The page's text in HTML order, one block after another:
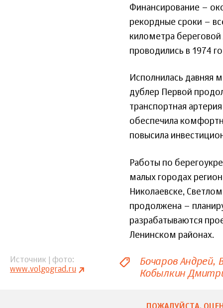
Финансирование –
рекордные сроки –
километра береговой
проводились в 1974
Исполнилась давняя
дублер Первой
транспортная
обеспечила
повысила
Работы по
малых городах
Николаевске,
продолжена –
разрабатываются
Ленинском районах.
Источник | фото
www.volgograd.ru
Бочаров Андрей
Кобылкин